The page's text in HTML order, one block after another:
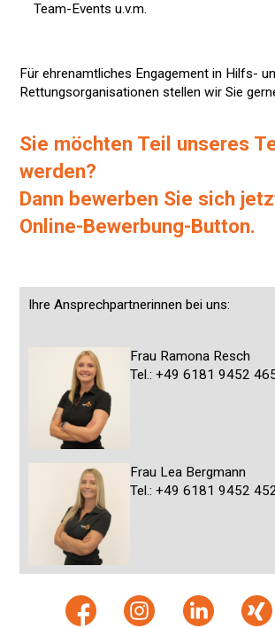
Team-Events u.v.m.
Für ehrenamtliches Engagement in Hilfs-
Rettungsorganisationen stellen wir Sie
Sie möchten Teil unseres
werden?
Dann bewerben Sie sich
Online-Bewerbung-Button.
Ihre Ansprechpartnerinnen bei uns:
Frau Ramona Resch
Tel.: +49 6181 9452
Frau Lea Bergmann
Tel.: +49 6181 9452